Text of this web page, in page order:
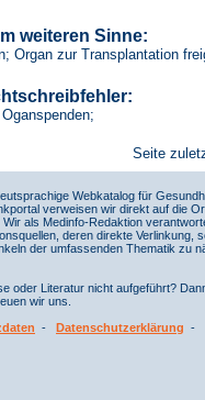
weiteren Sinne:
Organ zur Transplantation
Seite
Webkatalog für
verweisen wir direkt auf die
als Medinfo-Redaktion
deren direkte
der umfassenden Thematik
oder Literatur nicht aufgeführt?
wir uns.
- Datenschutzerklärung -